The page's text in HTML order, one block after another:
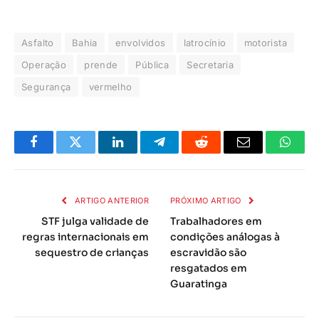
Asfalto Bahia envolvidos latrocínio
motorista
Operação
prende Pública
Secretaria
Segurança
vermelho
FacebookTwitter LinkedInTelegramaReddit
E-
ARTIGO ANTERIOR
STF julga validade de
regras internacionais em
sequestro de crianças
PRÓXIMO ARTIGO
Trabalhadores em
condições análogas à
escravidão são
resgatados em
Guaratinga